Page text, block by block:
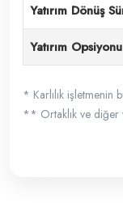
Yatırım Dönüş
Yatırım
* Karlılık işletmenin
** Ortaklık ve diğer